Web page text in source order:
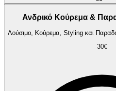
Ανδρικό Κούρεμα &
Λούσιμο, Κούρεμα, Styling και
30€